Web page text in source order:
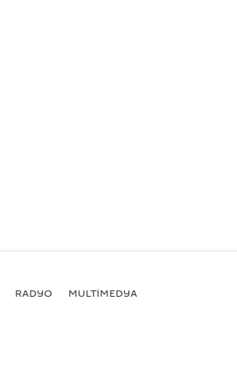
RADYO MULTİMEDYA